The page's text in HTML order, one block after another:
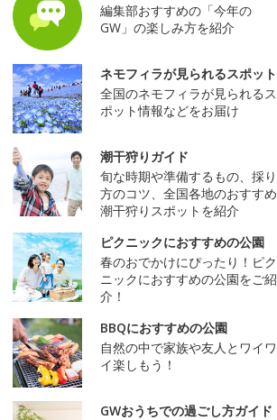
編集部おすすめの「今年の
GW」の楽しみ方を紹介
ネモフィラが見られるスポット
全国のネモフィラが見られるス
ポット情報などをお届け
潮干狩りガイド
旬な時期や準備するもの、採り
方のコツ、全国各地のおすすめ
潮干狩りスポットを紹介
ピクニックにおすすめの公園
春のおでかけにぴったり！ピク
ニックにおすすめの公園をご紹
介！
BBQにおすすめの公園
自然の中で家族や友人とワイワ
イ楽しもう！
GWおうちでの過ごし方ガイド